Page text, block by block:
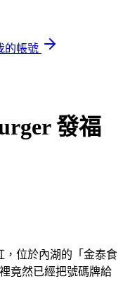
的帳號
發福
，位於內湖的「金泰食
竟然已經把號碼牌給